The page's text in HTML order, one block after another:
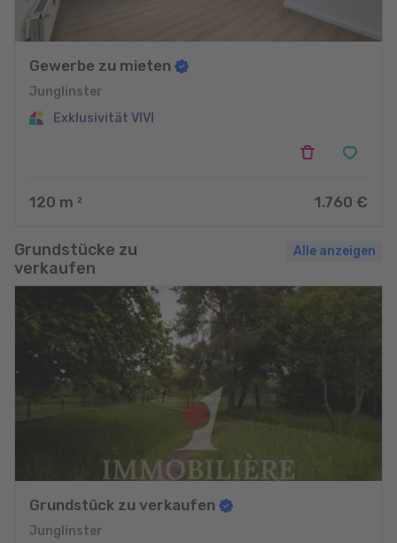
Gewerbe zu mieten
Junglinster
Exklusivität VIVI
120 m 2 1.760 €
Grundstücke zu
verkaufen
Alle anzeigen
Grundstück zu verkaufen
Junglinster